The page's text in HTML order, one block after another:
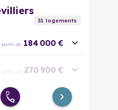
31logements
partir de 184 000 €
partir de 270 900 €
à partir de 312 000 €